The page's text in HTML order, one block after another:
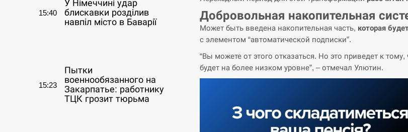
15:40
У Німеччині удар
блискавки розділив
навпіл місто в Баварії
15:23
Пытки
военнообязанного на
Закарпатье: работнику
ТЦК грозит тюрьма
Добровольная накопительная
Может быть введена накопительная часть, которая
с элементом “автоматической подписки”.
“Вы можете от этого отказаться. Но это приведет к
будет на более низком уровне”, – отмечал Улютин.